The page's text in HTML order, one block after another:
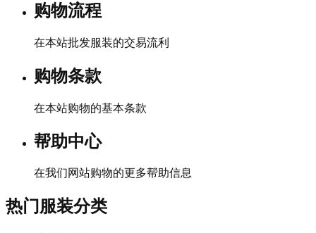
购物流程
在本站批发服装的交易流利
购物条款
在本站购物的基本条款
帮助中心
在我们网站购物的更多帮助信息
热门服装分类